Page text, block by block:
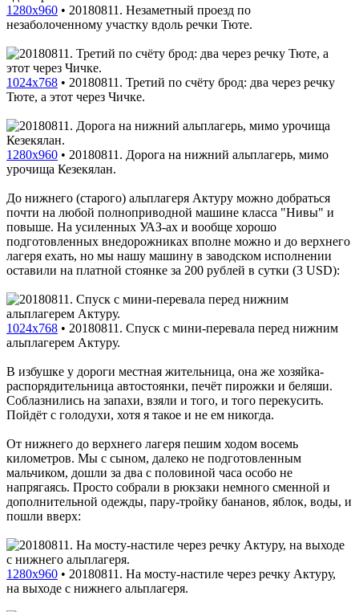
1280x960 • 20180811. Незаметный проезд по
незаболоченному участку вдоль речки Тюте.
1024x768 • 20180811. Третий по счёту брод: два через речку
Тюте, а этот через Чичке.
1280x960 • 20180811. Дорога на нижний альплагерь, мимо
урочища Кезекялан.
До нижнего (старого) альплагеря Актуру можно добраться
почти на любой полноприводной машине класса "Нивы" и
повыше. На усиленных УАЗ-ах и вообще хорошо
подготовленных внедорожниках вполне можно и до верхнего
лагеря ехать, но мы нашу машину в заводском исполнении
оставили на платной стоянке за 200 рублей в сутки (3 USD):
1024x768 • 20180811. Спуск с мини-перевала перед нижним
альплагерем Актуру.
В избушке у дороги местная жительница, она же хозяйка-
распорядительница автостоянки, печёт пирожки и беляши.
Соблазнились на запахи, взяли и того, и того перекусить.
Пойдёт с голодухи, хотя я такое и не ем никогда.
От нижнего до верхнего лагеря пешим ходом восемь
километров. Мы с сыном, далеко не подготовленным
мальчиком, дошли за два с половиной часа особо не
напрягаясь. Просто собрали в рюкзаки немного сменной и
дополнительной одежды, пару-тройку бананов, яблок, воды, и
пошли вверх:
1280x960 • 20180811. На мосту-настиле через речку Актуру,
на выходе с нижнего альплагеря.